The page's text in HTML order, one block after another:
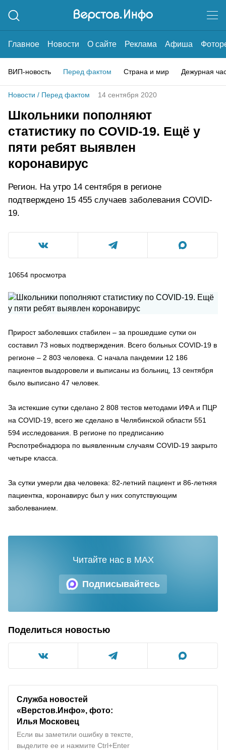
Главное Новости О сайте Реклама Афиша
ВИП-новость Перед фактом Страна и мир Дежурная
Новости / Перед фактом 14 сентября 2020
Школьники пополняют
статистику по COVID-19. Ещё у
пяти ребят выявлен
коронавирус
Регион. На утро 14 сентября в регионе
подтверждено 15 455 случаев заболевания COVID-
19.
10654 просмотра
Прирост заболевших стабилен – за прошедшие сутки он
составил 73 новых подтверждения. Всего больных COVID-19 в
регионе – 2 803 человека. С начала пандемии 12 186
пациентов выздоровели и выписаны из больниц, 13 сентября
было выписано 47 человек.
За истекшие сутки сделано 2 808 тестов методами ИФА и ПЦР
на COVID-19, всего же сделано в Челябинской области 551
594 исследования. В регионе по предписанию
Роспотребнадзора по выявленным случаям COVID-19 закрыто
четыре класса.
За сутки умерли два человека: 82-летний пациент и 86-летняя
пациентка, коронавирус был у них сопутствующим
заболеванием.
Подписывайтесь
Читайте нас в MAX
Поделиться новостью
Служба новостей
«Верстов.Инфо», фото:
Илья Московец
Если вы заметили ошибку в тексте,
выделите ее и нажмите Ctrl+Enter